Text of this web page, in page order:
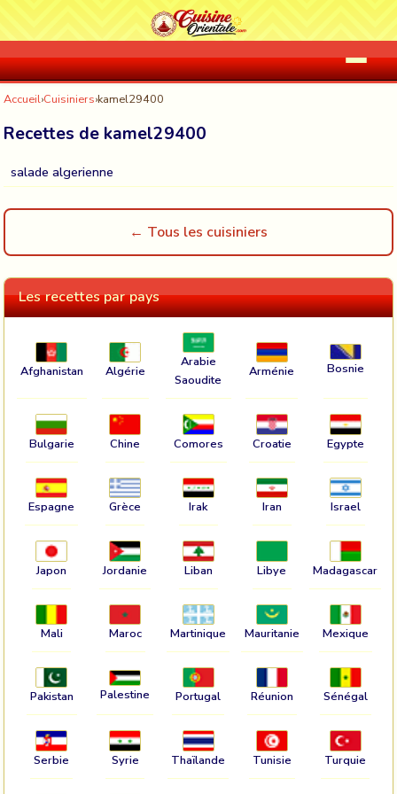
Accueil›Cuisiniers›kamel29400
Recettes de kamel29400
salade algerienne
← Tous les cuisiniers
Les recettes par pays
Afghanistan Algérie
Arabie
Saoudite
Arménie Bosnie
Bulgarie Chine Comores Croatie Egypte
Espagne Grèce Irak Iran Israel
Japon Jordanie Liban Libye Madagascar
Mali Maroc Martinique Mauritanie Mexique
Pakistan Palestine Portugal Réunion Sénégal
Serbie Syrie Thaïlande Tunisie Turquie